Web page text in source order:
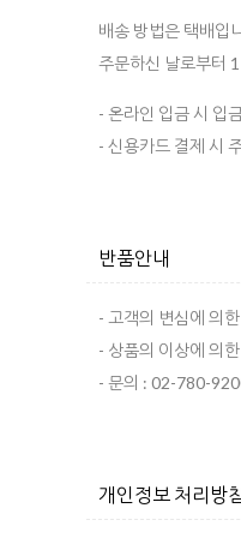
배송 방법은 택배입
주문하신 날로부터
- 온라인 입금 시 입
- 신용카드 결제 시
반품안내
- 고객의 변심에 의
- 상품의 이상에 의
- 문의 : 02-780-
개인정보 처리방